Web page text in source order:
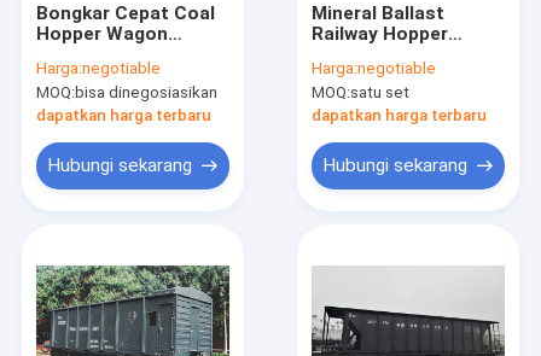
Bongkar Cepat Coal
Hopper Wagon
Meter Kubik
Harga:negotiable
MOQ:bisa dinegosiasikan
dapatkan harga terbaru
Hubungi sekarang
Mineral Ballast
Railway Hopper
Standard Gauge
Harga:negotiable
MOQ:satu set
dapatkan harga terbaru
Hubungi sekarang